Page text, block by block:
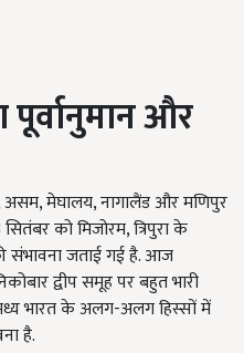
और
असम, मेघालय, नागालैंड और मणिपुर
सितंबर को मिजोरम,त्रिपुरा के
संभावना जताई गई है. आज
द्वीप समूह पर बहुत भारी
भारत के अलग-अलग हिस्सों में
है.